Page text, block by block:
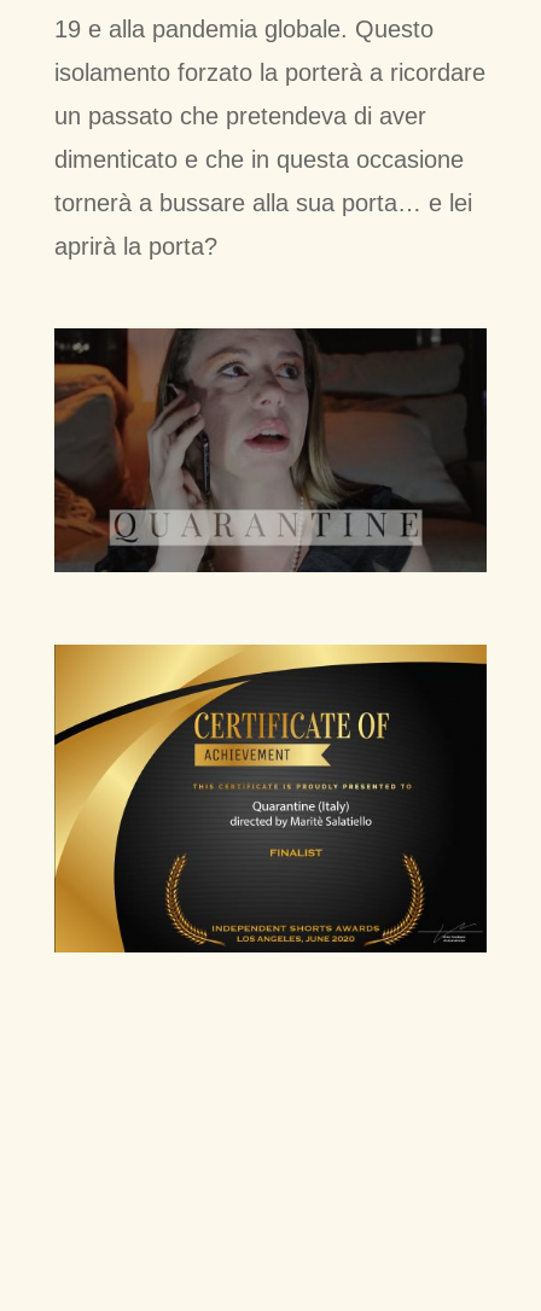
19 e alla pandemia globale. Questo
isolamento forzato la porterà a ricordare
un passato che pretendeva di aver
dimenticato e che in questa occasione
tornerà a bussare alla sua porta… e lei
aprirà la porta?